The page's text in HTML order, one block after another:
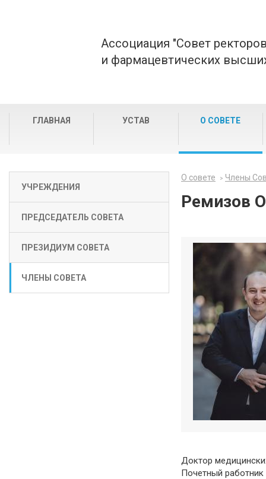
Ассоциация "Совет
и фармацевтических
ГЛАВНАЯ УСТАВ О СОВЕТЕ
УЧРЕЖДЕНИЯ
ПРЕДСЕДАТЕЛЬ СОВЕТА
ПРЕЗИДИУМ СОВЕТА
ЧЛЕНЫ СОВЕТА
О совете Члены
Ремизов
Доктор
Почетный